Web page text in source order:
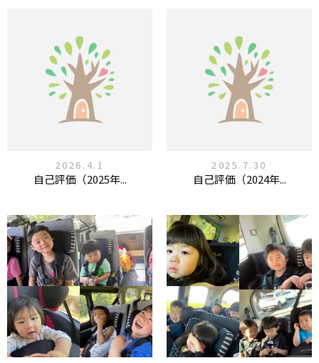
2026.4.1
自己評価（2025年...
2025.7.30
自己評価（2024年...